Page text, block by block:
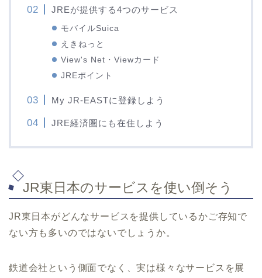
JREが提供する4つのサービス
モバイルSuica
えきねっと
View's Net・Viewカード
JREポイント
My JR-EASTに登録しよう
JRE経済圏にも在住しよう
JR東日本のサービスを使い倒そう
JR東日本がどんなサービスを提供しているかご存知で
ない方も多いのではないでしょうか。
鉄道会社という側面でなく、実は様々なサービスを展